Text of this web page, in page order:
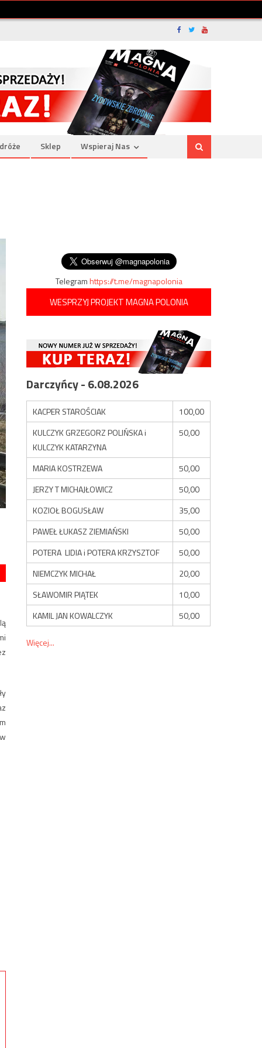
Sklep Wspieraj Nas
Telegramhttps://t.me/magnapolonia
WESPRZYJ PROJEKT MAGNA POLONIA
Darczyńcy - 6.08.2026
KACPER STAROŚCIAK
100,00
KULCZYK GRZEGORZ POLIŃSKA i
KULCZYK KATARZYNA
50,00
MARIA KOSTRZEWA
50,00
JERZY T MICHAJŁOWICZ
50,00
KOZIOŁ BOGUSŁAW
35,00
PAWEŁ ŁUKASZ ZIEMIAŃSKI
50,00
POTERA LIDIA i POTERA KRZYSZTOF
50,00
NIEMCZYK MICHAŁ
20,00
SŁAWOMIR PIĄTEK
10,00
KAMIL JAN KOWALCZYK
50,00
Więcej...